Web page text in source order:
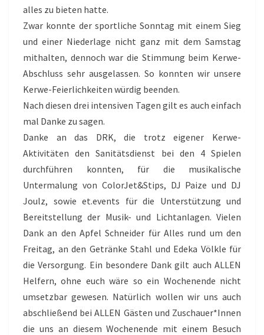
alles zu bieten hatte.
Zwar konnte der sportliche Sonntag mit einem Sieg
und einer Niederlage nicht ganz mit dem Samstag
mithalten, dennoch war die Stimmung beim Kerwe-
Abschluss sehr ausgelassen. So konnten wir unsere
Kerwe-Feierlichkeiten würdig beenden.
Nach diesen drei intensiven Tagen gilt es auch einfach
mal Danke zu sagen.
Danke an das DRK, die trotz eigener Kerwe-
Aktivitäten den Sanitätsdienst bei den 4 Spielen
durchführen konnten, für die musikalische
Untermalung von ColorJet&Stips, DJ Paize und DJ
Joulz, sowie et.events für die Unterstützung und
Bereitstellung der Musik- und Lichtanlagen. Vielen
Dank an den Apfel Schneider für Alles rund um den
Freitag, an den Getränke Stahl und Edeka Völkle für
die Versorgung. Ein besondere Dank gilt auch ALLEN
Helfern, ohne euch wäre so ein Wochenende nicht
umsetzbar gewesen. Natürlich wollen wir uns auch
abschließend bei ALLEN Gästen und Zuschauer*Innen
die uns an diesem Wochenende mit einem Besuch